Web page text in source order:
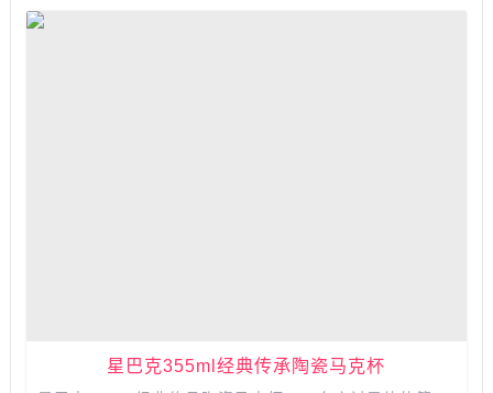
星巴克355ml经典传承陶瓷马克杯